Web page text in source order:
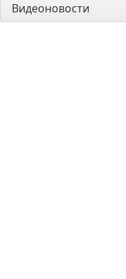
Видеоновости